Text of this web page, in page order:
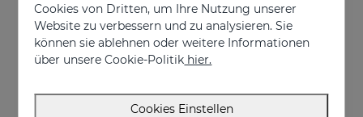
In den Warenkorb
SERENITY Liposomal Serum
Relaxing-effect night serum
€ 49,95
In den Warenkorb
€ 52,95
Cookies von Dritten, um Ihre Nutzung unserer
Website zu verbessern und zu analysieren. Sie
können sie ablehnen oder weitere Informationen
über unsere Cookie-Politik hier.
Cookies Einstellen